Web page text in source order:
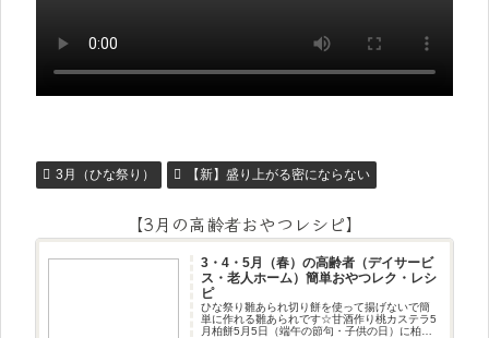
3月（ひな祭り） 【新】盛り上がる密にならない
【3月の高齢者おやつレシピ】
3・4・5月（春）の高齢者（デイサービ
ス・老人ホーム）簡単おやつレク・レシ
ピ
ひな祭り雛あられ切り餅を使って揚げないで簡
単に作れる雛あられです☆甘酒作り桃カステラ5
月柏餅5月5日（端午の節句・子供の日）に柏餅